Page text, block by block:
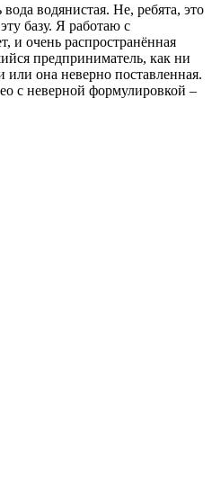
водянистая. Не, ребята, это
базу. Я работаю с
и очень распространённая
предприниматель, как ни
или она неверно поставленная.
с неверной формулировкой –